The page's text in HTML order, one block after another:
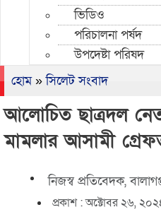
ভিডিও
পরিচালনা পর্ষদ
উপদেষ্টা পরিষদ
হোম»সিলেট সংবাদ
আলোচিত ছাত্রদল
মামলার আসামী
নিজস্ব প্রতিবেদক,
প্রকাশ :অক্টোবর ২৬,